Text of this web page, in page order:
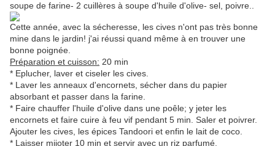
soupe de farine- 2 cuillères à soupe d'huile d'olive- sel, poivre..
Cette année, avec la sécheresse, les cives n'ont pas très bonne
mine dans le jardin! j'ai réussi quand même à en trouver une
bonne poignée.
Préparation et cuisson: 20 min
* Eplucher, laver et ciseler les cives.
* Laver les anneaux d'encornets, sécher dans du papier
absorbant et passer dans la farine.
* Faire chauffer l'huile d'olive dans une poêle; y jeter les
encornets et faire cuire à feu vif pendant 5 min. Saler et poivrer.
Ajouter les cives, les épices Tandoori et enfin le lait de coco.
* Laisser mijoter 10 min et servir avec un riz parfumé.